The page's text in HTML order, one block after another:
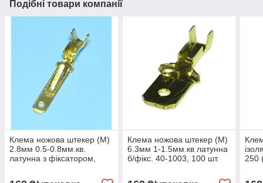
Подібні товари компанії
Клема ножова штекер (M)
2.8мм 0.5-0.8мм.кв.
латунна з фіксатором,
Клема ножова штекер (M)
6.3мм 1-1.5мм.кв латунна
б/фікс. 40-1003, 100 шт.
250